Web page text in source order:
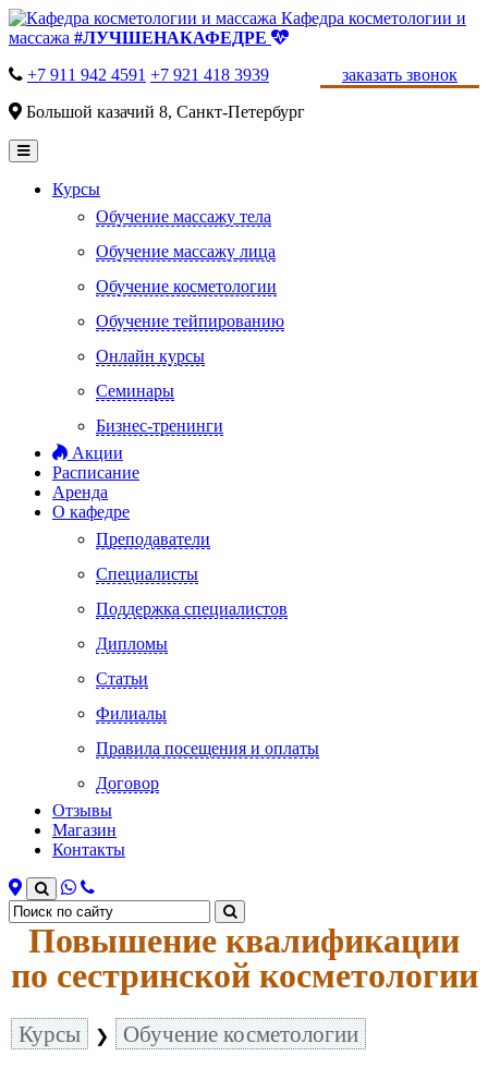
Кафедра косметологии и
массажа #ЛУЧШЕНАКАФЕДРЕ
заказать звонок
+7 911 942 4591 +7 921 418 3939
Большой казачий 8, Санкт-Петербург
Курсы
Обучение массажу тела
Обучение массажу лица
Обучение косметологии
Обучение тейпированию
Онлайн курсы
Семинары
Бизнес-тренинги
Акции
Расписание
Аренда
О кафедре
Преподаватели
Специалисты
Поддержка специалистов
Дипломы
Статьи
Филиалы
Правила посещения и оплаты
Договор
Отзывы
Магазин
Контакты
Повышение квалификации
по сестринской косметологии
Курсы ❯ Обучение косметологии